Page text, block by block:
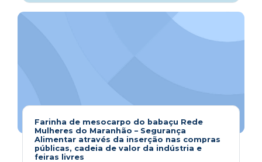
Farinha de mesocarpo do babaçu Rede
Mulheres do Maranhão – Segurança
Alimentar através da inserção nas compras
públicas, cadeia de valor da indústria e
feiras livres